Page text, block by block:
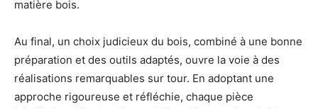
matière bois.
Au final, un choix judicieux du bois, combiné à une bonne
préparation et des outils adaptés, ouvre la voie à des
réalisations remarquables sur tour. En adoptant une
approche rigoureuse et réfléchie, chaque pièce